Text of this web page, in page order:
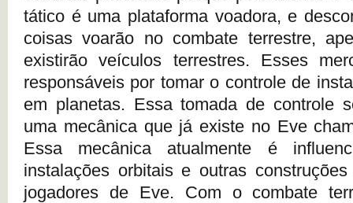
tático é uma plataforma voadora, e
coisas voarão no combate terrestre,
existirão veículos terrestres. Esses
responsáveis por tomar o controle de
em planetas. Essa tomada de controle
uma mecânica que já existe no Eve
Essa mecânica atualmente é
instalações orbitais e outras
jogadores de Eve. Com o combate